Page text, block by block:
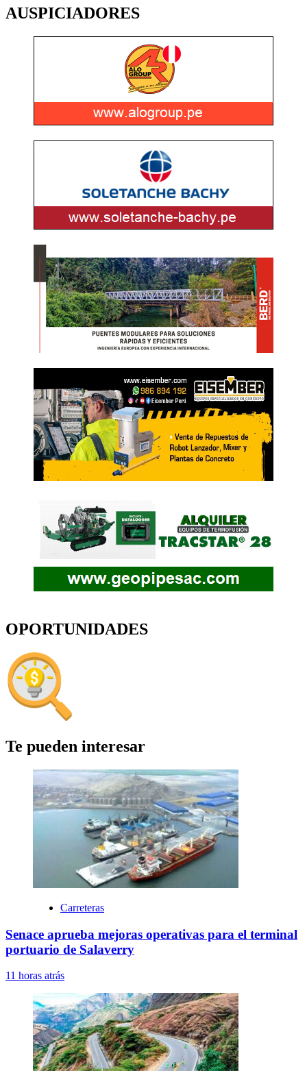
AUSPICIADORES
OPORTUNIDADES
Te pueden interesar
Carreteras
Senace aprueba mejoras operativas para el terminal
portuario de Salaverry
11 horas atrás